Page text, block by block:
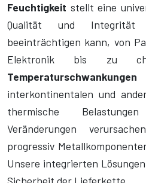
Feuchtigkeit stellt eine
Qualität und Integrität
beeinträchtigen kann, von
Elektronik bis zu
Temperaturschwankungen
interkontinentalen und
thermische
Veränderungen
progressiv
Unsere integrierten